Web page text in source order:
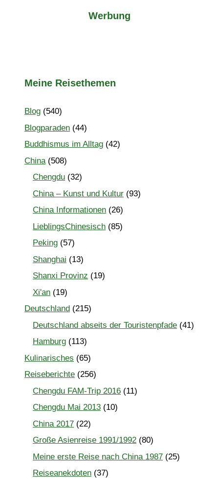
Werbung
Meine Reisethemen
Blog (540)
Blogparaden (44)
Buddhismus im Alltag (42)
China(508)
Chengdu (32)
China – Kunst und Kultur (93)
China Informationen (26)
LieblingsChinesisch (85)
Peking (57)
Shanghai (13)
Shanxi Provinz (19)
Xi'an (19)
Deutschland (215)
Deutschland abseits der Touristenpfade (41)
Hamburg (113)
Kulinarisches (65)
Reiseberichte (256)
Chengdu FAM-Trip 2016 (11)
Chengdu Mai 2013 (10)
China 2017 (22)
Große Asienreise 1991/1992 (80)
Meine erste Reise nach China 1987 (25)
Reiseanekdoten (37)